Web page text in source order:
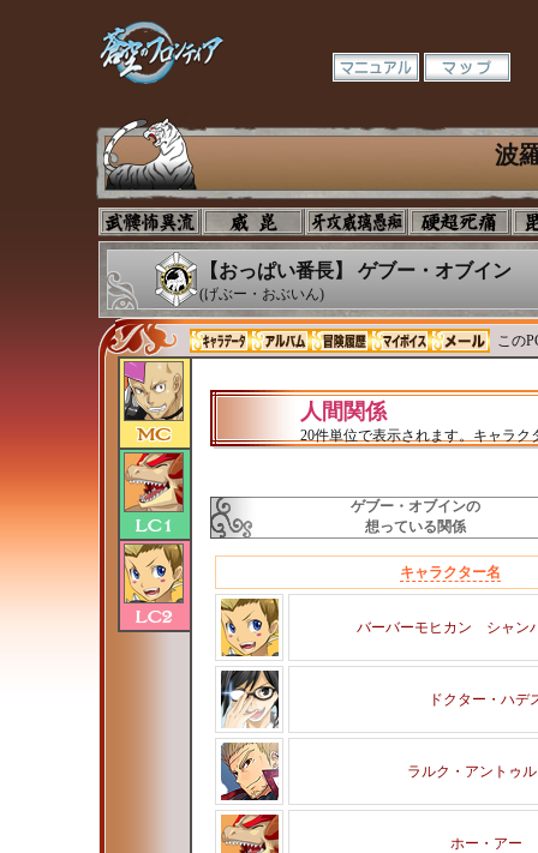
波
【おっぱい番長】 ゲブー・オブイン
(げぶー・おぶいん)
この
人間関係
20件単位で表示されます。キャラ
ゲブー・オブインの
想っている関係
キャラクター名
バーバーモヒカン シャン
ドクター・ハデ
ラルク・アントゥ
ホー・アー